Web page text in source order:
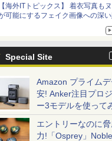
海外ITトピックス】 着衣写真も
可能にするフェイク画像への深
Special Site
Amazon プライム
安! Anker注目プロ
ー3モデルを使って
エントリーなのに
力!「Osprey」